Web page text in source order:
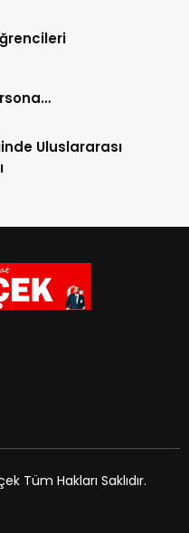
Uluslararası
Tüm Hakları Saklıdır.